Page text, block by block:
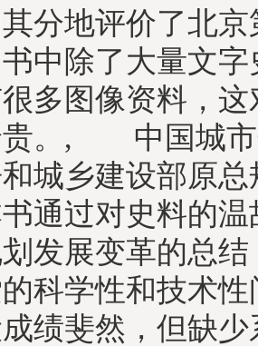
分地评价了北
中除了大量文
多图像资料，
贵。, 中国城市
城乡建设部原
通过对史料的
发展变革的总
科学性和技术
绩斐然，但缺